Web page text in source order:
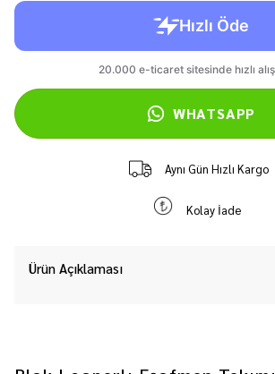
WHATSAPP
Aynı Gün Hızlı Kargo
Kolay İade
Ürün Açıklaması